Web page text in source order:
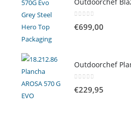
€699,00
€229,95